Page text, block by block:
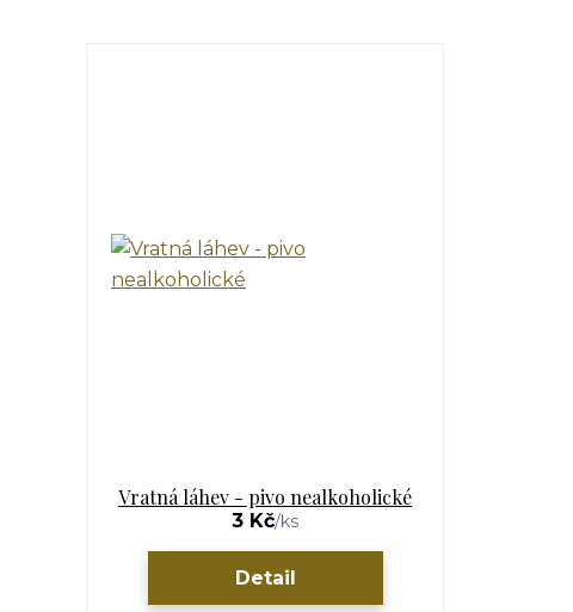
Vratná láhev - pivo nealkoholické
3 Kč/ks
Detail